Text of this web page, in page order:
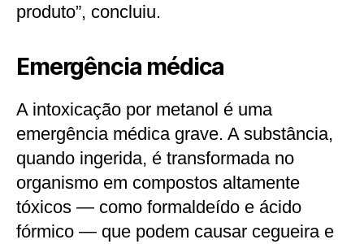
produto”, concluiu.
Emergência médica
A intoxicação por metanol é uma
emergência médica grave. A substância,
quando ingerida, é transformada no
organismo em compostos altamente
tóxicos — como formaldeído e ácido
fórmico — que podem causar cegueira e